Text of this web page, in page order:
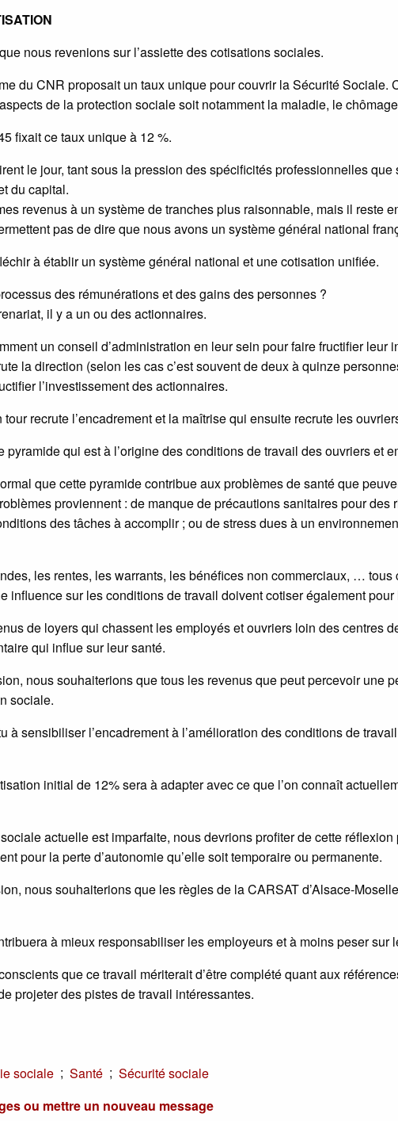
nous revenions sur l’assiette des cotisations sociales.
du CNR proposait un taux unique pour couvrir la Sécurité Sociale.
de la protection sociale soit notamment la maladie, le
fixait ce taux unique à 12 %.
le jour, tant sous la pression des spécificités professionnelles
du capital.
revenus à un système de tranches plus raisonnable, mais il reste
pas de dire que nous avons un système général national
à établir un système général national et une cotisation unifiée.
des rémunérations et des gains des personnes ?
il y a un ou des actionnaires.
un conseil d’administration en leur sein pour faire fructifier leur
la direction (selon les cas c’est souvent de deux à quinze
l’investissement des actionnaires.
recrute l’encadrement et la maîtrise qui ensuite recrute les
pyramide qui est à l’origine des conditions de travail des ouvriers et
que cette pyramide contribue aux problèmes de santé que
proviennent : de manque de précautions sanitaires pour des
des tâches à accomplir ; ou de stress dues à un
les rentes, les warrants, les bénéfices non commerciaux, … tous
influence sur les conditions de travail doivent cotiser également
de loyers qui chassent les employés et ouvriers loin des centres
qui influe sur leur santé.
nous souhaiterions que tous les revenus que peut percevoir une
sociale.
à sensibiliser l’encadrement à l’amélioration des conditions de
initial de 12% sera à adapter avec ce que l’on connaît
actuelle est imparfaite, nous devrions profiter de cette
pour la perte d’autonomie qu’elle soit temporaire ou permanente.
nous souhaiterions que les règles de la CARSAT d’Alsace-
à mieux responsabiliser les employeurs et à moins peser sur
que ce travail mériterait d’être complété quant aux
projeter des pistes de travail intéressantes.
sociale ; Santé ; Sécurité sociale
ou mettre un nouveau message